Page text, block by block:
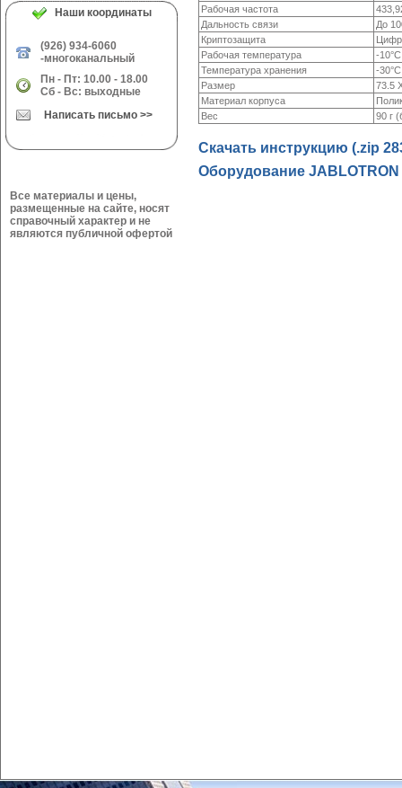
Наши координаты
(926) 934-6060
-многоканальный
Пн - Пт: 10.00 - 18.00
Сб - Вс: выходные
Написать письмо >>
Все материалы и цены,
размещенные на сайте, носят
справочный характер и не
являются публичной офертой
Рабочая частота
Дальность связи
До
Криптозащита
Рабочая температура
-
Температура хранения
-
Размер
73.5
Материал корпуса
Вес
90 г
Скачать инструкцию (.zip
Оборудование JABLOTRON